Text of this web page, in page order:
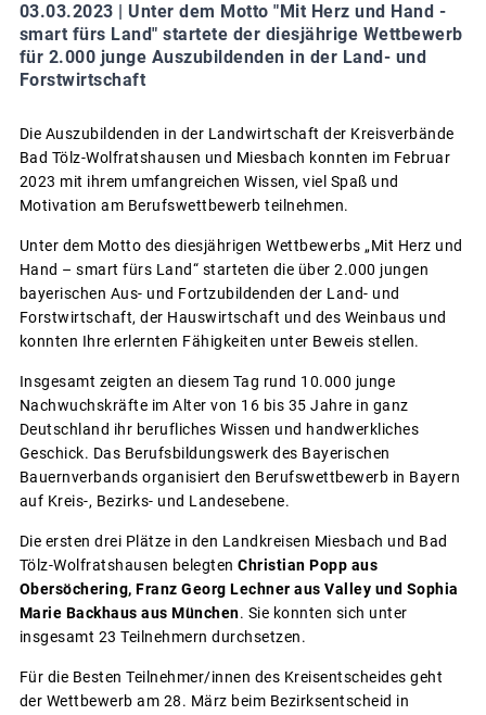
03.03.2023 | Unter dem Motto "Mit Herz und Hand -
smart fürs Land" startete der diesjährige Wettbewerb
für 2.000 junge Auszubildenden in der Land- und
Forstwirtschaft
Die Auszubildenden in der Landwirtschaft der Kreisverbände
Bad Tölz-Wolfratshausen und Miesbach konnten im Februar
2023 mit ihrem umfangreichen Wissen, viel Spaß und
Motivation am Berufswettbewerb teilnehmen.
Unter dem Motto des diesjährigen Wettbewerbs „Mit Herz und
Hand – smart fürs Land“ starteten die über 2.000 jungen
bayerischen Aus- und Fortzubildenden der Land- und
Forstwirtschaft, der Hauswirtschaft und des Weinbaus und
konnten Ihre erlernten Fähigkeiten unter Beweis stellen.
Insgesamt zeigten an diesem Tag rund 10.000 junge
Nachwuchskräfte im Alter von 16 bis 35 Jahre in ganz
Deutschland ihr berufliches Wissen und handwerkliches
Geschick. Das Berufsbildungswerk des Bayerischen
Bauernverbands organisiert den Berufswettbewerb in Bayern
auf Kreis-, Bezirks- und Landesebene.
Die ersten drei Plätze in den Landkreisen Miesbach und Bad
Tölz-Wolfratshausen belegten Christian Popp aus
Obersöchering, Franz Georg Lechner aus Valley und Sophia
Marie Backhaus aus München. Sie konnten sich unter
insgesamt 23 Teilnehmern durchsetzen.
Für die Besten Teilnehmer/innen des Kreisentscheides geht
der Wettbewerb am 28. März beim Bezirksentscheid in